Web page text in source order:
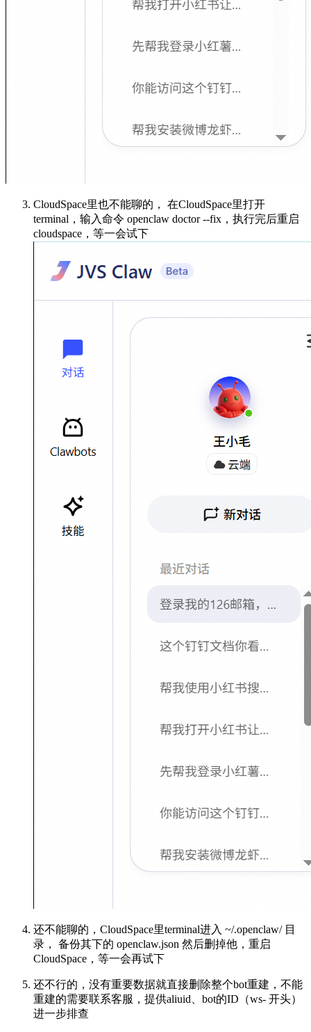
CloudSpace里也不能聊的， 在CloudSpace里打开
terminal，输入命令 openclaw doctor --fix，执行完后重启
cloudspace，等一会试下
还不能聊的，CloudSpace里terminal进入 ~/.openclaw/ 目
录， 备份其下的 openclaw.json 然后删掉他，重启
CloudSpace，等一会再试下
还不行的，没有重要数据就直接删除整个bot重建，不能
重建的需要联系客服，提供aliuid、bot的ID（ws- 开头）
进一步排查